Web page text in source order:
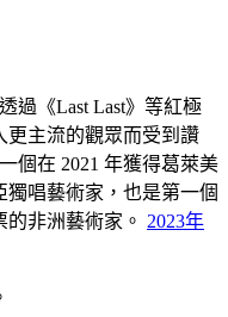
過《Last Last》等紅極
更主流的觀眾而受到讚
個在 2021 年獲得葛萊美
唱藝術家，也是第一個
非洲藝術家。 2023年